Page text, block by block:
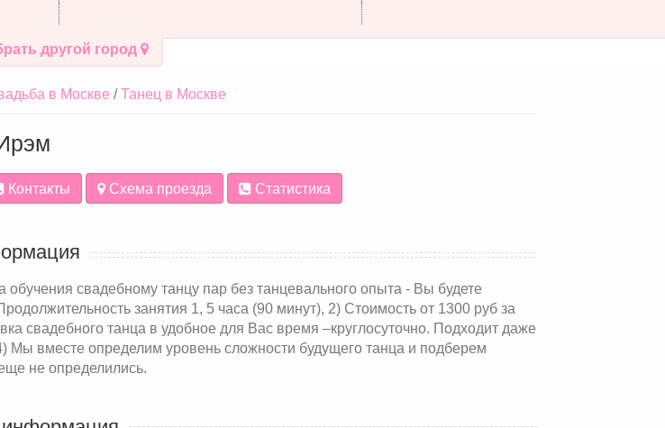
другой город
в Москве Танец в Москве
Контакты Схема проезда Статистика
обучения свадебному танцу пар без танцевального опыта - Вы будете
занятия 1, 5 часа (90 минут), 2) Стоимость от 1300 руб за
свадебного танца в удобное для Вас время –круглосуточно. Подходит даже
Мы вместе определим уровень сложности будущего танца и подберем
не определились.